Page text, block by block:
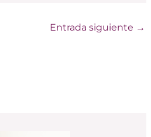
Entrada siguiente →